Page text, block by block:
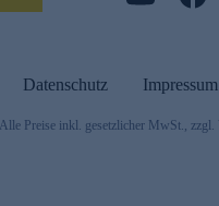
Datenschutz Impressum
Preise inkl. gesetzlicher MwSt., zzgl.